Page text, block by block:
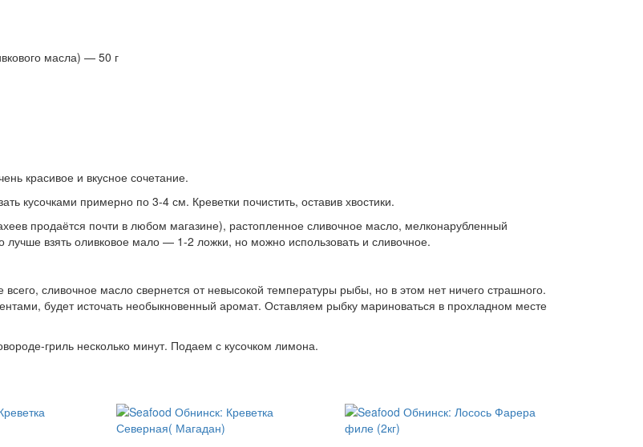
масла) — 50 г
красивое и вкусное сочетание.
кусочками примерно по 3-4 см. Креветки почистить, оставив хвостики.
продаётся почти в любом магазине), растопленное сливочное масло, мелконарубленный
лучше взять оливковое мало — 1-2 ложки, но можно использовать и сливочное.
сливочное масло свернется от невысокой температуры рыбы, но в этом нет ничего страшного.
будет источать необыкновенный аромат. Оставляем рыбку мариноваться в прохладном месте
гриль несколько минут. Подаем с кусочком лимона.